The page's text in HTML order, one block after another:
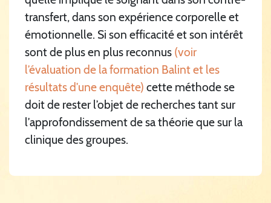
transfert, dans son expérience corporelle et
émotionnelle. Si son efficacité et son intérêt
sont de plus en plus reconnus (voir
l’évaluation de la formation Balint et les
résultats d’une enquête) cette méthode se
doit de rester l’objet de recherches tant sur
l’approfondissement de sa théorie que sur la
clinique des groupes.